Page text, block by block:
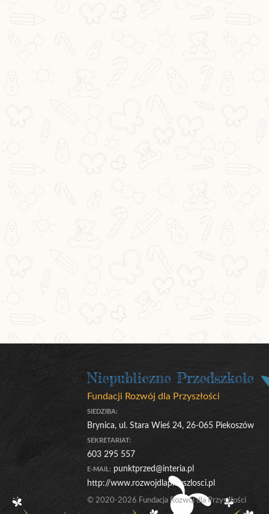
Niepubliczne Przedszkole
Fundacji Rozwój dla Przyszłości
SIEDZIBA:
Brynica, ul. Stara Wieś 24, 26-065 Piekoszów
SEKRETARIAT:
603 295 557
E-MAIL: punktprzed@interia.pl
http://www.rozwojdlaprzyszlosci.pl
© 2020-2026 Fundacja Rozwój dla Przyszłości